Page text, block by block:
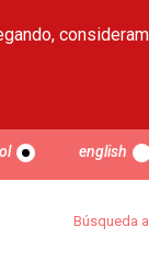
english
Búsqueda